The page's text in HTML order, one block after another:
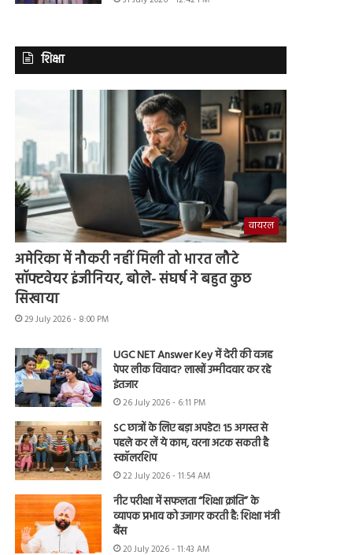
शिक्षा
वायरल
अमेरिका में नौकरी नहीं मिली तो भारत लौटे
सॉफ्टवेयर इंजीनियर, बोले- संघर्ष ने बहुत कुछ
सिखाया
29 July 2026 - 8:00 PM
UGC NET Answer Key में देरी की वजह
पेपर लीक विवाद? लाखों उम्मीदवार कर रहे
इंतजार
26 July 2026 - 6:11 PM
SC छात्रों के लिए बड़ा अपडेट! 15 अगस्त से
पहले कर लें ये काम, वरना अटक सकती है
स्कॉलरशिप
22 July 2026 - 11:54 AM
नीट परीक्षा में सफलता “शिक्षा क्रांति” के
व्यापक प्रभाव को उजागर करती है: शिक्षा मंत्री
बैंस
20 July 2026 - 11:43 AM